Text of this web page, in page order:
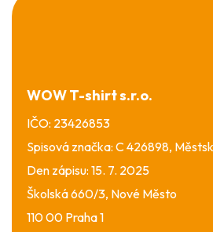
á
WOW T-shirt s.r.o.
IČO: 23426853
Spisová značka: C 426898,
Den zápisu: 15. 7. 2025
Školská 660/3, Nové Město
110 00 Praha 1